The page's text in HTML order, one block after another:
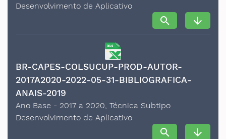
Desenvolvimento de Aplicativo
search arrow_downward
BR-CAPES-COLSUCUP-PROD-AUTOR-
2017A2020-2022-05-31-BIBLIOGRAFICA-
ANAIS-2019
Ano Base - 2017 a 2020, Técnica Subtipo
Desenvolvimento de Aplicativo
search arrow_downward